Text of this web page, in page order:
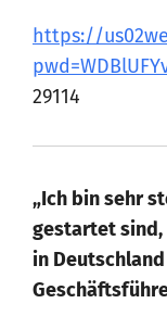
https://
29114
„Ich bin sehr
gestartet sind,
in